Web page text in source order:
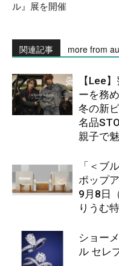
ル』展を開催
関連記事 more from
【Lee
ーを務
冬の新
名品
親子で
「＜ブ
ポップ
9月8日
りうむ
ショー
ル セレ